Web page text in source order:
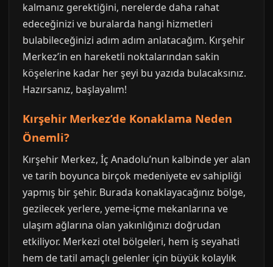
kalmanız gerektiğini, nerelerde daha rahat
edeceğinizi ve buralarda hangi hizmetleri
bulabileceğinizi adım adım anlatacağım. Kırşehir
Merkez’in en hareketli noktalarından sakin
köşelerine kadar her şeyi bu yazıda bulacaksınız.
Hazırsanız, başlayalım!
Kırşehir Merkez’de Konaklama Neden
Önemli?
Kırşehir Merkez, İç Anadolu’nun kalbinde yer alan
ve tarih boyunca birçok medeniyete ev sahipliği
yapmış bir şehir. Burada konaklayacağınız bölge,
gezilecek yerlere, yeme-içme mekanlarına ve
ulaşım ağlarına olan yakınlığınızı doğrudan
etkiliyor. Merkezi otel bölgeleri, hem iş seyahati
hem de tatil amaçlı gelenler için büyük kolaylık